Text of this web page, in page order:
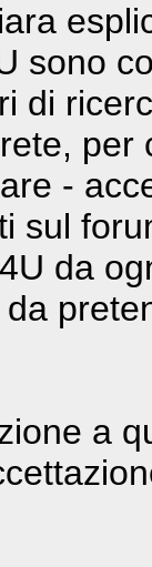
sono
di
per
-
sul
da
a